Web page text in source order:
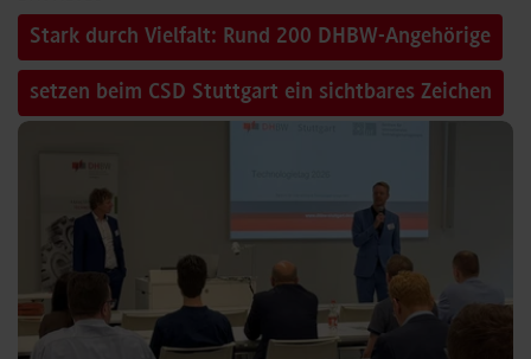
Stark durch Vielfalt: Rund 200 DHBW-Angehörige
setzen beim CSD Stuttgart ein sichtbares Zeichen